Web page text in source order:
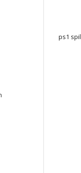
ps1 spil